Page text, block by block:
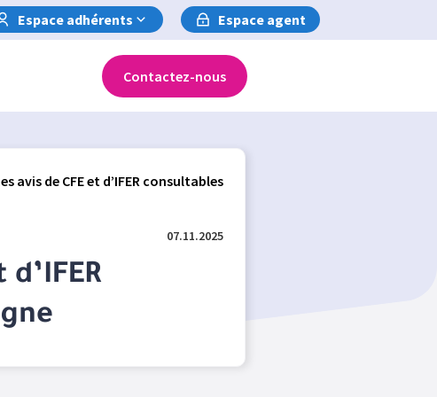
Espace adhérents
Espace agent
Contactez-nous
avis de CFE et d’IFER consultables
07.11.2025